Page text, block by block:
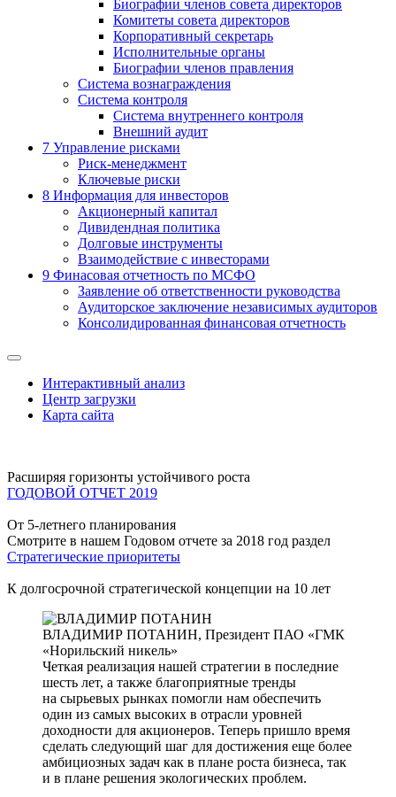
Биографии членов совета директоров
Комитеты совета директоров
Корпоративный секретарь
Исполнительные органы
Биографии членов правления
Система вознаграждения
Система контроля
Система внутреннего контроля
Внешний аудит
7 Управление рисками
Риск-менеджмент
Ключевые риски
8 Информация для инвесторов
Акционерный капитал
Дивидендная политика
Долговые инструменты
Взаимодействие с инвеcторами
9 Финасовая отчетность по МСФО
Заявление об ответственности руководства
Аудиторское заключение независимых аудиторов
Консолидированная финансовая отчетность
Интерактивный анализ
Центр загрузки
Карта сайта
Расширяя горизонты устойчивого роста
ГОДОВОЙ ОТЧЕТ 2019
От 5-летнего планирования
Смотрите в нашем Годовом отчете за 2018 год раздел
Стратегические приоритеты
К долгосрочной стратегической концепции на 10 лет
ВЛАДИМИР ПОТАНИН, Президент ПАО «ГМК
«Норильский никель»
Четкая реализация нашей стратегии в последние
шесть лет, а также благоприятные тренды
на сырьевых рынках помогли нам обеспечить
один из самых высоких в отрасли уровней
доходности для акционеров. Теперь пришло время
сделать следующий шаг для достижения еще более
амбициозных задач как в плане роста бизнеса, так
и в плане решения экологических проблем.